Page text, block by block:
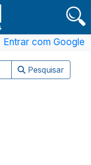
Entrar com Google
Pesquisar